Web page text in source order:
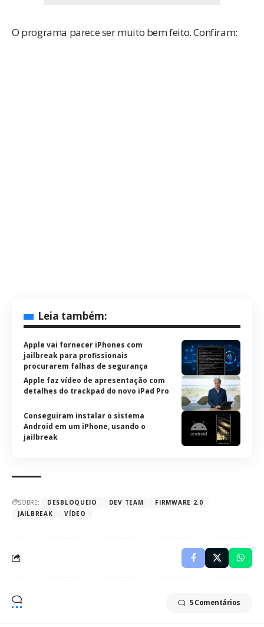
O programa parece ser muito bem feito. Confiram:
Leia também:
Apple vai fornecer iPhones com
jailbreak para profissionais
procurarem falhas de segurança
Apple faz vídeo de apresentação com
detalhes do trackpad do novo iPad Pro
Conseguiram instalar o sistema
Android em um iPhone, usando o
jailbreak
SOBRE: DESBLOQUEIO DEV TEAM
FIRMWARE 2.0
JAILBREAK
VÍDEO
5 Comentários